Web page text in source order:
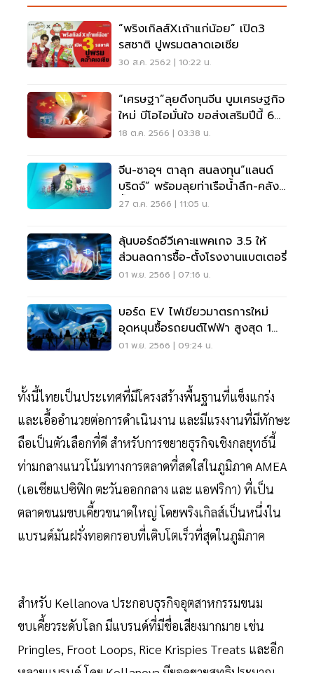
“พริงเกิลส์Xเถ้าแก่น้อย” เปิด3
รสชาติ ปูพรมตลาดเอเชีย
30 ส.ค. 2562 | 10:22 น.
“เศรษฐา”ลุยดึงทุนจีน บูมเศรษฐกิจ
ใหม่ บีโอไอมั่นใจ ขอส่งเสริมปีนี้ 6
แสนล้าน
18 ต.ค. 2566 | 03:38 น.
จีน-ซาอุฯ ตาลุก สนลงทุน“แลนด์
บริดจ์” พร้อมลุยท่าเรือน้ำลึก-คลัง
น้ำมัน
27 ต.ค. 2566 | 11:05 น.
ลุ้นบอร์ดอีวีเคาะแพคเกจ 3.5 ให้
ส่วนลดการซื้อ-ตั้งโรงงานแบตเตอรี่
01 พ.ย. 2566 | 07:16 น.
บอร์ด EV ไฟเขียวมาตรการใหม่
อุดหนุนซื้อรถยนต์ไฟฟ้า สูงสุด 1
แสนบาท
01 พ.ย. 2566 | 09:24 น.
ทั้งนี้ไทยเป็นประเทศที่มีโครงสร้างพื้นฐานที่แข็งแกร่ง
และเอื้ออำนวยต่อการดำเนินงาน และมีแรงงานที่มีทักษะ
ถือเป็นตัวเลือกที่ดี สำหรับการขยายธุรกิจเชิงกลยุทธ์นี้
ท่ามกลางแนวโน้มทางการตลาดที่สดใสในภูมิภาค AMEA
(เอเชียแปซิฟิก ตะวันออกกลาง และ แอฟริกา) ที่เป็น
ตลาดขนมขบเคี้ยวขนาดใหญ่ โดยพริงเกิลส์เป็นหนึ่งใน
แบรนด์มันฝรั่งทอดกรอบที่เติบโตเร็วที่สุดในภูมิภาค
สำหรับ Kellanova ประกอบธุรกิจอุตสาหกรรมขนม
ขบเคี้ยวระดับโลก มีแบรนด์ที่มีชื่อเสียงมากมาย เช่น
Pringles, Froot Loops, Rice Krispies Treats และอีก